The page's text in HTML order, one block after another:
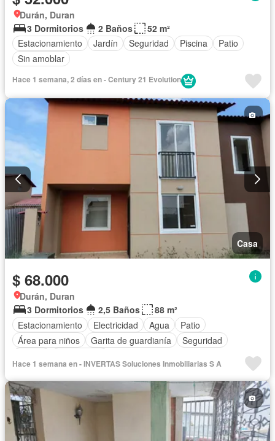
Durán, Duran
3 Dormitorios
2 Baños
52 m²
Estacionamiento
Jardín Seguridad Piscina
Patio
Sin amoblar
Hace 1 semana, 2 días en - Century 21 Evolution
Casa
$ 68.000
Durán, Duran
3 Dormitorios
2,5 Baños
88 m²
Estacionamiento
Electricidad Agua
Patio
Área para niños
Garita de guardianía
Seguridad
Hace 1 semana en - INVERTAS Soluciones Inmobiliarias S A